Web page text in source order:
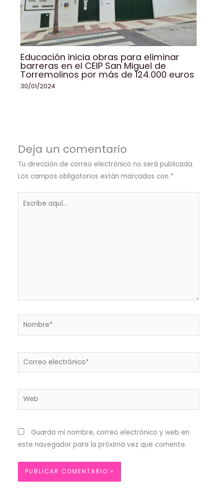
Educación inicia obras para eliminar
barreras en el CEIP San Miguel de
Torremolinos por más de 124.000 euros
30/01/2024
Deja un comentario
Tu dirección de correo electrónico no será publicada.
Los campos obligatorios están marcados con *
Nombre*
Correo
Web
Guarda mi nombre, correo electrónico y web en
este navegador para la próxima vez que comente.